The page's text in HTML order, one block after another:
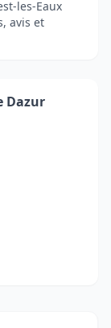
les-Eaux
avis et
Dazur